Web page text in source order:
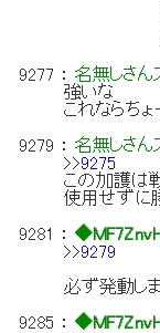
のいず
一度戦
このス
9277 ：名無しさ
強いな
これならち
9279 ：名無しさ
>>9275
この加護は
使用せずに
9281
：
>>9279
必ず発動し
9285 ：